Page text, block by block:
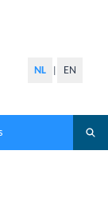
NL EN